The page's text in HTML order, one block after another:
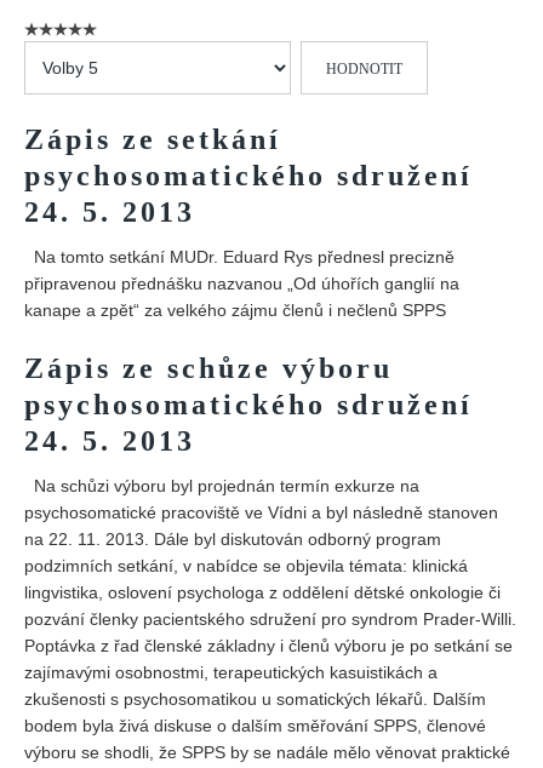
PSYCHOSOM
Vydání 1/ 2026
Vydání 3/ 2025
Vydání 2/ 2025
Vydání 3-4/ 2024
Vydání 1-2/ 2024
Vydání 1-2/ 2023
Vydání 1-2/ 2022
Vydání 3-4/ 2021
Vydání 1/ 2021
Vydání 3-4/ 2020
Vydání 1-2/ 2020
Vydání 3-4/ 2019
Vydání 1-2/ 2019
Vydání 4/2018
prosím
Zápis ze setkání
psychosomatického sdružení
24. 5. 2013
Na tomto setkání MUDr. Eduard Rys přednesl precizně
připravenou přednášku nazvanou „Od úhořích ganglií na
kanape a zpět“ za velkého zájmu členů i nečlenů SPPS
Zápis ze schůze výboru
psychosomatického sdružení
24. 5. 2013
Na schůzi výboru byl projednán termín exkurze na
psychosomatické pracoviště ve Vídni a byl následně stanoven
na 22. 11. 2013. Dále byl diskutován odborný program
podzimních setkání, v nabídce se objevila témata: klinická
lingvistika, oslovení psychologa z oddělení dětské onkologie či
pozvání členky pacientského sdružení pro syndrom Prader-Willi.
Poptávka z řad členské základny i členů výboru je po setkání se
zajímavými osobnostmi, terapeutických kasuistikách a
zkušenosti s psychosomatikou u somatických lékařů. Dalším
bodem byla živá diskuse o dalším směřování SPPS, členové
výboru se shodli, že SPPS by se nadále mělo věnovat praktické